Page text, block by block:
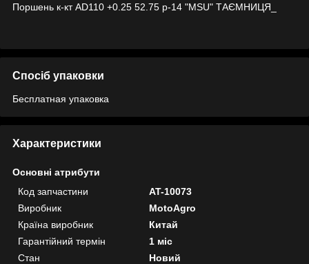
Поршень к-кт AD110 +0.25 52.75 p-14 "MSU" ТАЄМНИЦЯ_
Спосіб упаковки
Бесплатная упаковка
Характеристики
Основні атрибути
Код запчастини
AT-10073
Виробник
MotoAgro
Країна виробник
Китай
Гарантійний термін
1 міс
Стан
Новий